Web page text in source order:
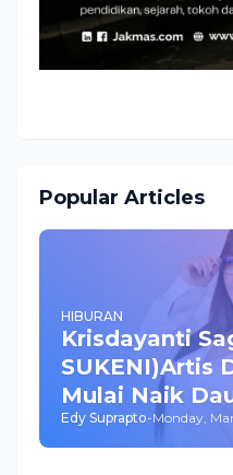
Popular Articles
HIBURAN
Krisdayanti
SUKENI)Artis
Mulai Naik
Bisnis dan
Edy Suprapto-Monday,